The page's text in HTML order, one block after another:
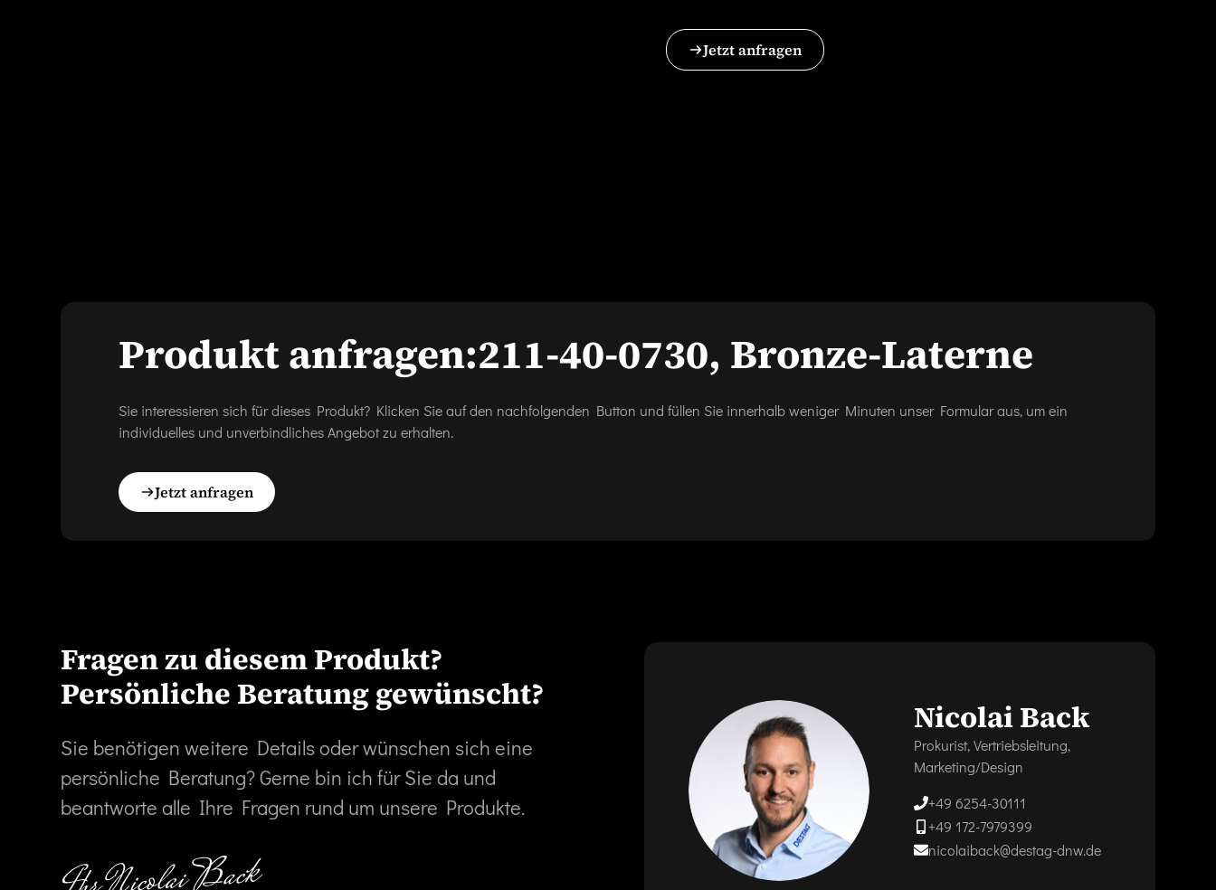
Jetzt anfragen
Produkt anfragen:211-40-0730, Bronze-Laterne
Sie interessieren sich für dieses Produkt? Klicken Sie auf den nachfolgenden Button und füllen Sie innerhalb weniger Minuten unser Formular aus, um ein
individuelles und unverbindliches Angebot zu erhalten.
Jetzt anfragen
Fragen zu diesem Produkt?
Persönliche Beratung gewünscht?
Sie benötigen weitere Details oder wünschen sich eine
persönliche Beratung? Gerne bin ich für Sie da und
beantworte alle Ihre Fragen rund um unsere Produkte.
Nicolai Back
Prokurist, Vertriebsleitung,
Marketing/Design
+49 6254-30111
+49 172-7979399
nicolaiback@destag-dnw.de